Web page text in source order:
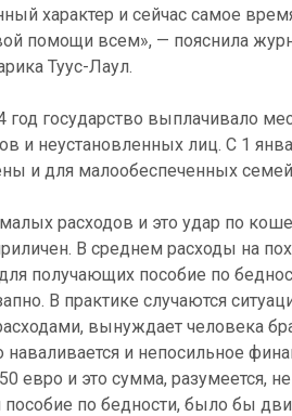
характер и сейчас самое
помощи всем», — пояснила
Туус-Лаул.
год государство выплачивало
и неустановленных лиц. С 1
и для малообеспеченных
расходов и это удар по
В среднем расходы на
получающих пособие по
В практике случаются
вынуждает человека
наваливается и непосильное
евро и это сумма, разумеется,
по бедности, было бы